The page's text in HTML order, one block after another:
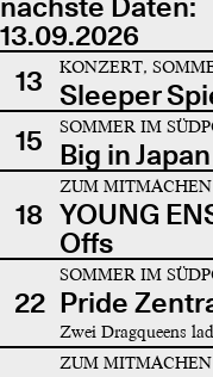
13.09.2026
13
KONZERT,
Sleeper
15
SOMMER IM
Big in Japan
18
ZUM MITMACHEN
YOUNG
Offs
22
SOMMER IM
Pride
Zwei Dragqueens
ZUM MITMACHEN